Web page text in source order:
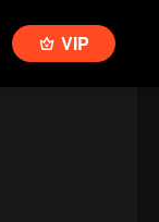
VIP